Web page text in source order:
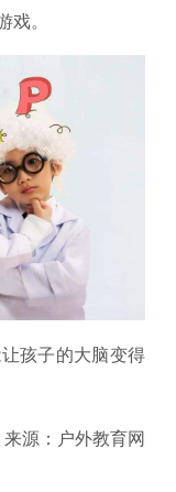
。
孩子的大脑变得
来源：户外教育网